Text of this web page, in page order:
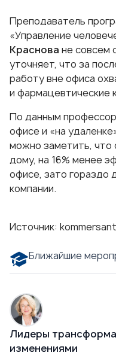
Преподаватель
«Управление
Краснова не совсем
уточняет, что за
работу вне офиса
и фармацевтические
По данным
офисе и «на
можно заметить, что
дому, на 16% менее
офисе, зато гораздо
компании.
Источник:
Ближайшие
Лидеры
изменениями